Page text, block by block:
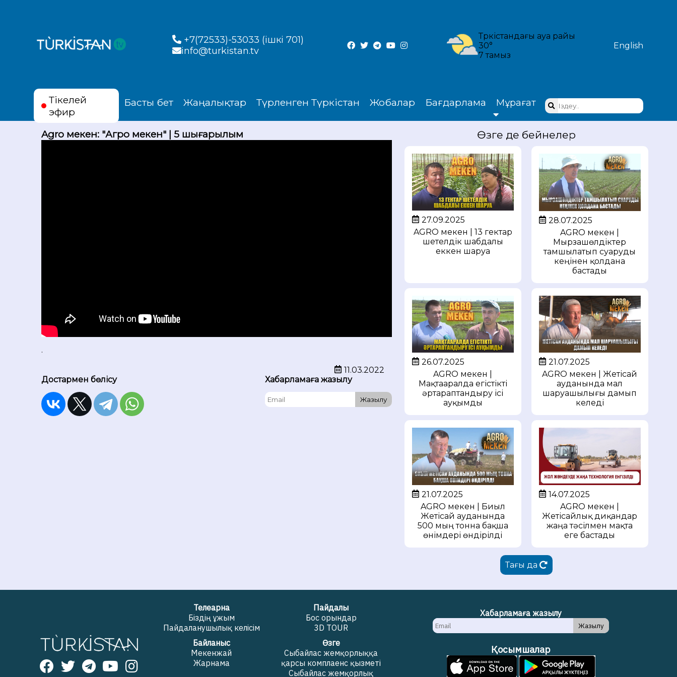
+7(72533)-53033 (ішкі 701)
info@turkistan.tv
Түркістандағы ауа райы
30°
7 тамыз
English
Тікелей
эфир
Басты бет Жаңалықтар Түрленген Түркістан Жобалар Бағдарлама Мұрағат
Agro мекен: "Агро мекен" | 5 шығарылым
.
11.03.2022
Достармен бөлісу
Хабарламаға жазылу
Жазылу
Өзге де бейнелер
27.09.2025
AGRO мекен | 13 гектар
шетелдік шабдалы
еккен шаруа
28.07.2025
AGRO мекен |
Мырзашөлдіктер
тамшылатып суаруды
кеңінен қолдана
бастады
26.07.2025
AGRO мекен |
Мақтааралда егістікті
әртараптандыру ісі
ауқымды
21.07.2025
AGRO мекен | Жетісай
ауданында мал
шаруашылығы дамып
келеді
21.07.2025
AGRO мекен | Биыл
Жетісай ауданында
500 мың тонна бақша
өнімдері өндірілді
14.07.2025
AGRO мекен |
Жетісайлық диқандар
жаңа тәсілмен мақта
еге бастады
Тағы да
Телеарна
Біздің ұжым
Пайдаланушылық келісім
Пайдалы
Бос орындар
3D TOUR
Байланыс
Мекенжай
Жарнама
Өзге
Сыбайлас жемқорлыққа
қарсы комплаенс қызметі
Сыбайлас жемқорлық
Хабарламаға жазылу
Жазылу
Қосымшалар